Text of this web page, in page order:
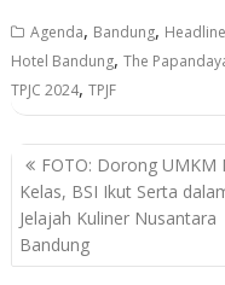
e
b
o
o
k
itt
er
at
A
p
p
e
Agenda, Bandung, Headline
Hotel Bandung,The
TPJC 2024,TPJF
P
o
s
t
FOTO: Dorong UMKM
Kelas, BSI Ikut Serta
Jelajah Kuliner Nusantara
Bandung